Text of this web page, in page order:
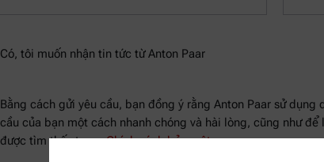
Có, tôi muốn nhận tin tức từ Anton Paar
Bằng cách gửi yêu cầu, bạn đồng ý rằng Anton Paar sử
cầu của bạn một cách nhanh chóng và hài lòng, cũng như
được tìm thấy trongChính sách bảo mật.